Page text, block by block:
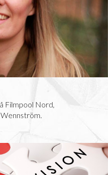
Filmpool Nord,